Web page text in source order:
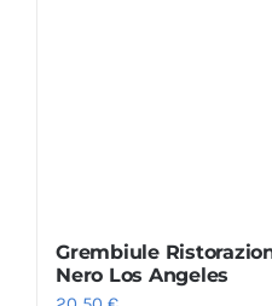
Grembiule
Nero Los Angeles